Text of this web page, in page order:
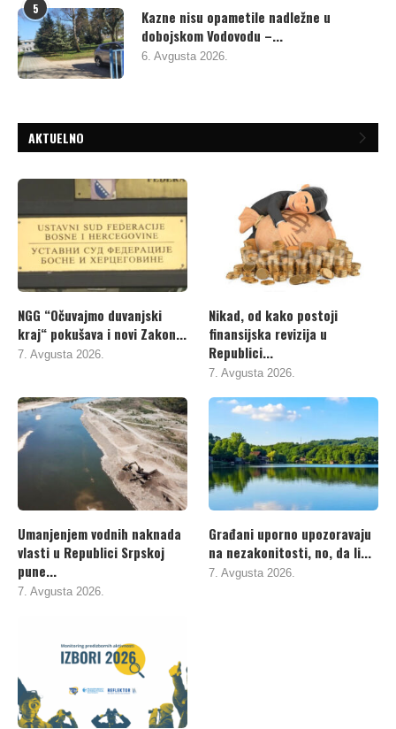
5
Kazne nisu opametile nadležne u
dobojskom Vodovodu –...
6. Avgusta 2026.
AKTUELNO
NGG “Očuvajmo duvanjski
kraj“ pokušava i novi Zakon...
7. Avgusta 2026.
Nikad, od kako postoji
finansijska revizija u
Republici...
7. Avgusta 2026.
Umanjenjem vodnih naknada
vlasti u Republici Srpskoj
pune...
7. Avgusta 2026.
Građani uporno upozoravaju
na nezakonitosti, no, da li...
7. Avgusta 2026.